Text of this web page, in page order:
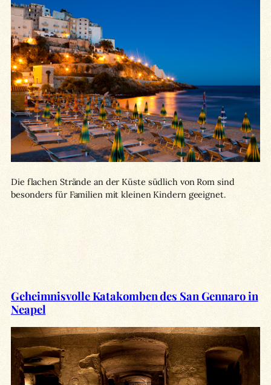
Die flachen Strände an der Küste südlich von Rom sind
besonders für Familien mit kleinen Kindern geeignet.
Geheimnisvolle Katakomben des San Gennaro in
Neapel